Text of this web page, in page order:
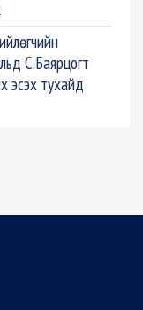
С.Баярцогт
эсэх тухайд